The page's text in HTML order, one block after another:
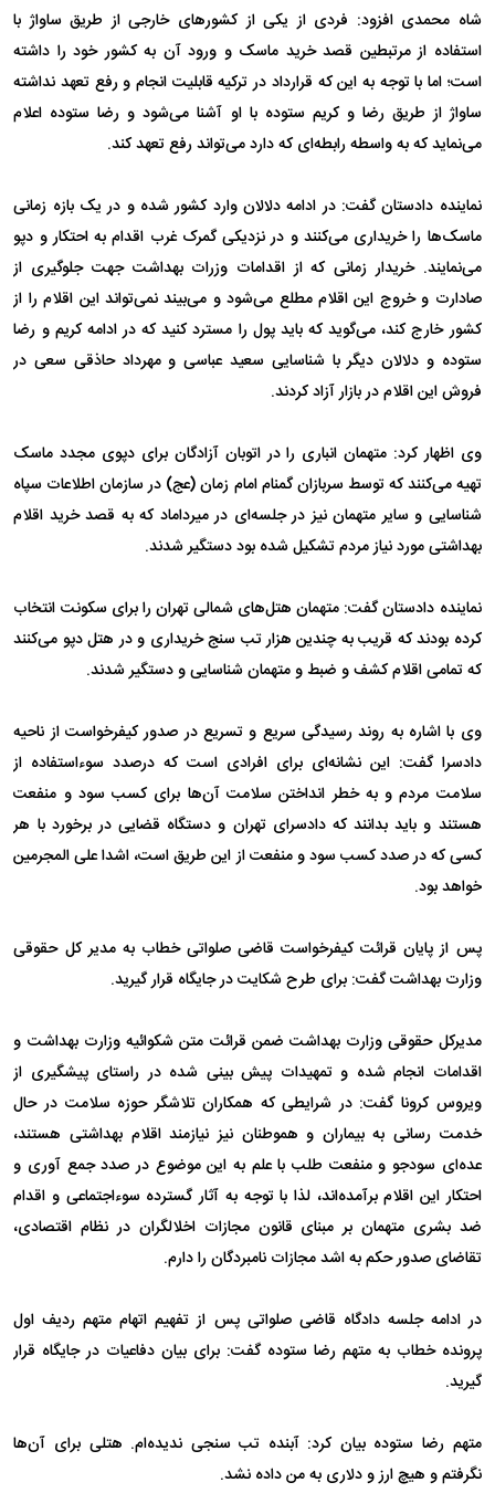
شاه محمدی افزود: فردی از یکی از کشور‌های خارجی از طریق ساواژ با
استفاده از مرتبطین قصد خرید ماسک و ورود آن به کشور خود را داشته
است؛ اما با توجه به این که قرارداد در ترکیه قابلیت انجام و رفع تعهد نداشته
ساواژ از طریق رضا و کریم ستوده با او آشنا می‌شود و رضا ستوده اعلام
می‌نماید که به واسطه رابطه‌ای که دارد می‌تواند رفع تعهد کند.
نماینده دادستان گفت: در ادامه دلالان وارد کشور شده و در یک بازه زمانی
ماسک‌ها را خریداری می‌کنند و در نزدیکی گمرک غرب اقدام به احتکار و دپو
می‌نمایند. خریدار زمانی که از اقدامات وزرات بهداشت جهت جلوگیری از
صادارت و خروج این اقلام مطلع می‌شود و می‌بیند نمی‌تواند این اقلام را از
کشور خارج کند، می‌گوید که باید پول را مسترد کنید که در ادامه کریم و رضا
ستوده و دلالان دیگر با شناسایی سعید عباسی و مهرداد حاذقی سعی در
فروش این اقلام در بازار آزاد کردند.
وی اظهار کرد: متهمان انباری را در اتوبان آزادگان برای دپوی مجدد ماسک
تهیه می‌کنند که توسط سربازان گمنام امام زمان (عج) در سازمان اطلاعات سپاه
شناسایی و سایر متهمان نیز در جلسه‌ای در میرداماد که به قصد خرید اقلام
بهداشتی مورد نیاز مردم تشکیل شده بود دستگیر شدند.
نماینده دادستان گفت: متهمان هتل‌های شمالی تهران را برای سکونت انتخاب
کرده بودند که قریب به چندین هزار تب سنج خریداری و در هتل دپو می‌کنند
که تمامی اقلام کشف و ضبط و متهمان شناسایی و دستگیر شدند.
وی با اشاره به روند رسیدگی سریع و تسریع در صدور کیفرخواست از ناحیه
دادسرا گفت: این نشانه‌ای برای افرادی است که درصدد سوءاستفاده از
سلامت مردم و به خطر انداختن سلامت آن‌ها برای کسب سود و منفعت
هستند و باید بدانند که دادسرای تهران و دستگاه قضایی در برخورد با هر
کسی که در صدد کسب سود و منفعت از این طریق است، اشدا علی المجرمین
خواهد بود.
پس از پایان قرائت کیفرخواست قاضی صلواتی خطاب به مدیر کل حقوقی
وزارت بهداشت گفت: برای طرح شکایت در جایگاه قرار گیرید.
مدیرکل حقوقی وزارت بهداشت ضمن قرائت متن شکوائیه وزارت بهداشت و
اقدامات انجام شده و تمهیدات پیش بینی شده در راستای پیشگیری از
ویروس کرونا گفت: در شرایطی که همکاران تلاشگر حوزه سلامت در حال
خدمت رسانی به بیماران و هموطنان نیز نیازمند اقلام بهداشتی هستند،
عده‌ای سودجو و منفعت طلب با علم به این موضوع در صدد جمع آوری و
احتکار این اقلام برآمده‌اند، لذا با توجه به آثار گسترده سوءاجتماعی و اقدام
ضد بشری متهمان بر مبنای قانون مجازات اخلالگران در نظام اقتصادی،
تقاضای صدور حکم به اشد مجازات نامبردگان را دارم.
در ادامه جلسه دادگاه قاضی صلواتی پس از تفهیم اتهام متهم ردیف اول
پرونده خطاب به متهم رضا ستوده گفت: برای بیان دفاعیات در جایگاه قرار
گیرید.
متهم رضا ستوده بیان کرد: آبنده تب سنجی ندیده‌ام. هتلی برای آن‌ها
نگرفتم و هیچ ارز و دلاری به من داده نشد.